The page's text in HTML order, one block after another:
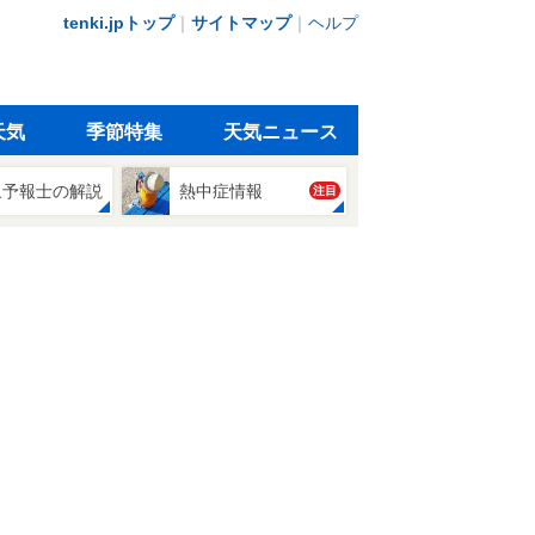
tenki.jpトップ｜ サイトマップ｜ ヘルプ
気 季節特集 天気ニュース
報士の解説 熱中症情報 注目